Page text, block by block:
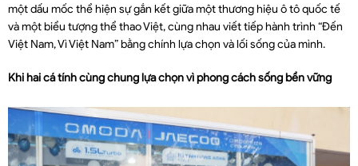
một dấu mốc thể hiện sự gắn kết giữa một thương hiệu ô tô quốc tế
và một biểu tượng thể thao Việt, cùng nhau viết tiếp hành trình “Đến
Việt Nam, Vì Việt Nam” bằng chính lựa chọn và lối sống của mình.
Khi hai cá tính cùng chung lựa chọn vì phong cách sống bền vững